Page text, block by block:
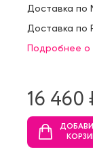
Доставка по
Доставка по
Подробнее о
16 460